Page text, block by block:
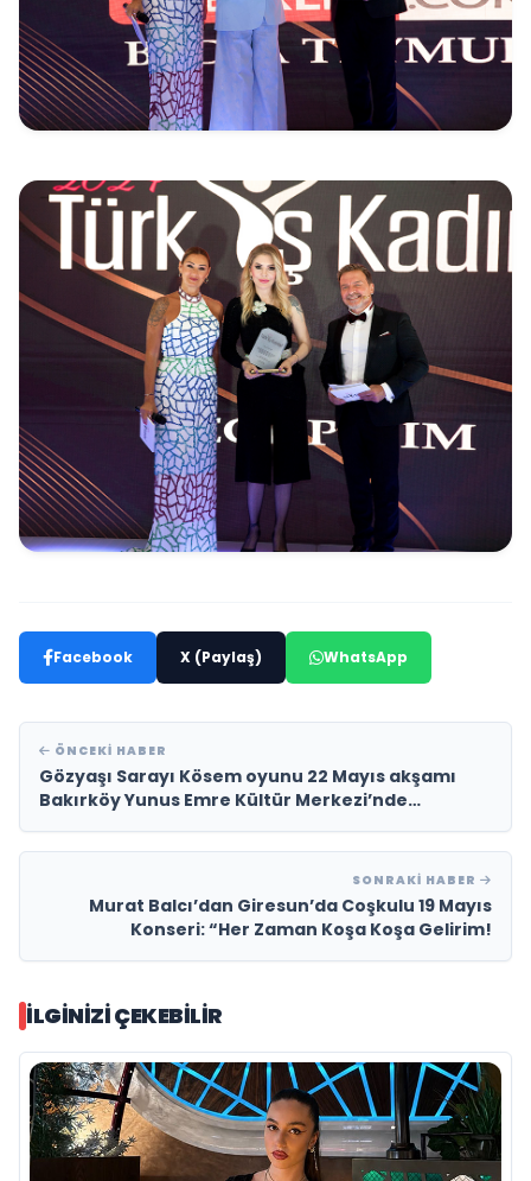
Facebook X (Paylaş) WhatsApp
ÖNCEKI HABER
Gözyaşı Sarayı Kösem oyunu 22 Mayıs akşamı
Bakırköy Yunus Emre Kültür Merkezi’nde
SONRAKI HABER
Murat Balcı’dan Giresun’da Coşkulu 19 Mayıs
Konseri: “Her Zaman Koşa Koşa Gelirim!
İLGINIZI ÇEKEBILIR